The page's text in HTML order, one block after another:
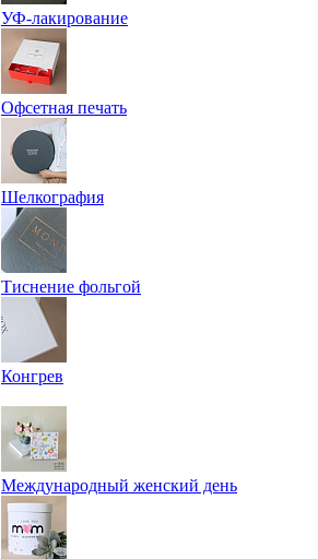
УФ-лакирование
Офсетная печать
Шелкография
Тиснение фольгой
Конгрев
Международный женский день